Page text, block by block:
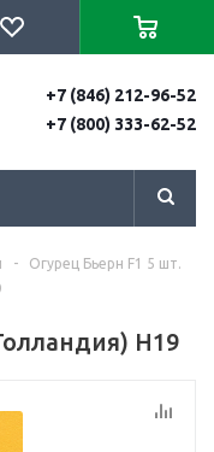
+7 (846) 212-96-52
+7 (800) 333-62-52
-
Огурец Бьерн F1 5 шт.
Н19